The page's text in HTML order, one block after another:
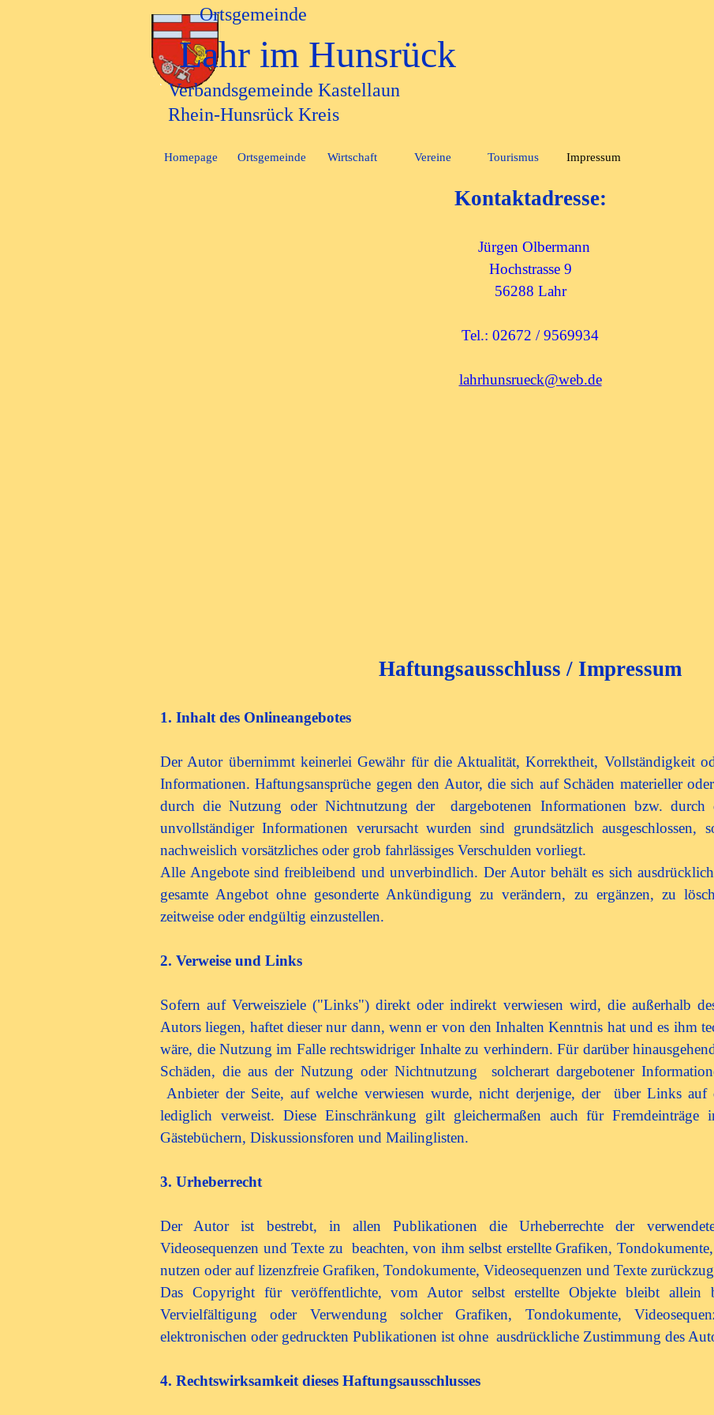
Ortsgemeinde
Lahr im Hunsrück
Verbandsgemeinde Kastellaun
Rhein-Hunsrück Kreis
Menü überspringen
Homepage Ortsgemeinde ▼
Wirtschaft ▼
Vereine ▼
Tourismus ▼
Impressum
Kontaktadresse:
Jürgen Olbermann
Hochstrasse 9
56288 Lahr
Tel.: 02672 / 9569934
lahrhunsrueck@web.de
Haftungsausschluss / Impressum
1. Inhalt des Onlineangebotes
Der Autor übernimmt keinerlei Gewähr für die Aktualität, Korrektheit, Vollständigkeit
Informationen. Haftungsansprüche gegen den Autor, die sich auf Schäden materieller
durch die Nutzung oder Nichtnutzung der dargebotenen Informationen bzw. durch
unvollständiger Informationen verursacht wurden sind grundsätzlich ausgeschlossen,
nachweislich vorsätzliches oder grob fahrlässiges Verschulden vorliegt.
Alle Angebote sind freibleibend und unverbindlich. Der Autor behält es sich
gesamte Angebot ohne gesonderte Ankündigung zu verändern, zu ergänzen, zu
zeitweise oder endgültig einzustellen.
2. Verweise und Links
Sofern auf Verweisziele ("Links") direkt oder indirekt verwiesen wird, die außerhalb
Autors liegen, haftet dieser nur dann, wenn er von den Inhalten Kenntnis hat und es ihm
wäre, die Nutzung im Falle rechtswidriger Inhalte zu verhindern. Für darüber
Schäden, die aus der Nutzung oder Nichtnutzung solcherart dargebotener
Anbieter der Seite, auf welche verwiesen wurde, nicht derjenige, der über Links auf
lediglich verweist. Diese Einschränkung gilt gleichermaßen auch für
Gästebüchern, Diskussionsforen und Mailinglisten.
3. Urheberrecht
Der Autor ist bestrebt, in allen Publikationen die Urheberrechte der
Videosequenzen und Texte zu beachten, von ihm selbst erstellte Grafiken,
nutzen oder auf lizenzfreie Grafiken, Tondokumente, Videosequenzen und Texte
Das Copyright für veröffentlichte, vom Autor selbst erstellte Objekte bleibt allein
Vervielfältigung oder Verwendung solcher Grafiken, Tondokumente,
elektronischen oder gedruckten Publikationen ist ohne ausdrückliche Zustimmung des
4. Rechtswirksamkeit dieses Haftungsausschlusses